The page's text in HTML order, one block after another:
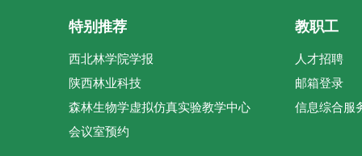
特别推荐
西北林学院学报
陕西林业科技
森林生物学虚拟仿真实验教学中心
会议室预约
教职工
人才招聘
邮箱登录
信息综合服